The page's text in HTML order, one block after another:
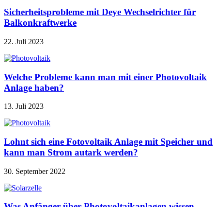
Sicherheitsprobleme mit Deye Wechselrichter für
Balkonkraftwerke
22. Juli 2023
Welche Probleme kann man mit einer Photovoltaik
Anlage haben?
13. Juli 2023
Lohnt sich eine Fotovoltaik Anlage mit Speicher und
kann man Strom autark werden?
30. September 2022